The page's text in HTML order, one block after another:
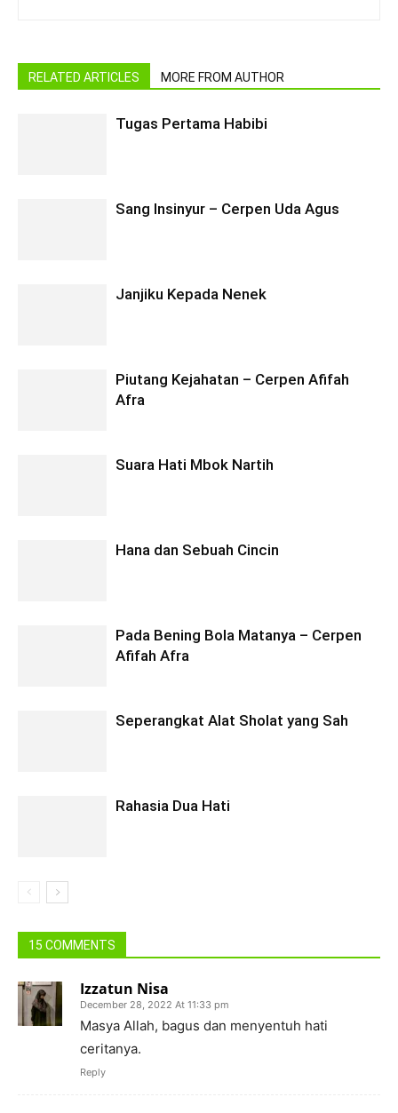
RELATED ARTICLES MORE FROM AUTHOR
Tugas Pertama Habibi
Sang Insinyur – Cerpen Uda Agus
Janjiku Kepada Nenek
Piutang Kejahatan – Cerpen Afifah
Afra
Suara Hati Mbok Nartih
Hana dan Sebuah Cincin
Pada Bening Bola Matanya – Cerpen
Afifah Afra
Seperangkat Alat Sholat yang Sah
Rahasia Dua Hati
15 COMMENTS
Izzatun Nisa
December 28, 2022 At 11:33 pm
Masya Allah, bagus dan menyentuh hati
ceritanya.
Reply